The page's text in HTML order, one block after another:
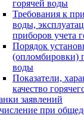
горячей воды
Требования к
воды,
приборов учета
Порядок
(опломбировки)
воды
Показатели,
качество
заявлений
при